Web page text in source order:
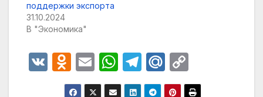
поддержки экспорта
31.10.2024
В "Экономика"
V
O
d
E
m
W
h
T
el
M
ail o